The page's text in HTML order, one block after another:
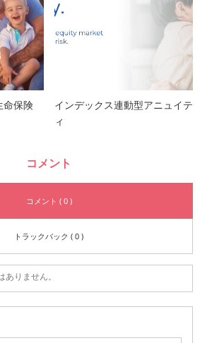
命保険
インデックス連動型アニュイテ
ィ
コメント
コメント ( 0 )
トラックバック ( 0 )
りません。